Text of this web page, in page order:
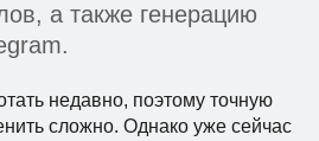
а также генерацию
недавно, поэтому точную
сложно. Однако уже сейчас